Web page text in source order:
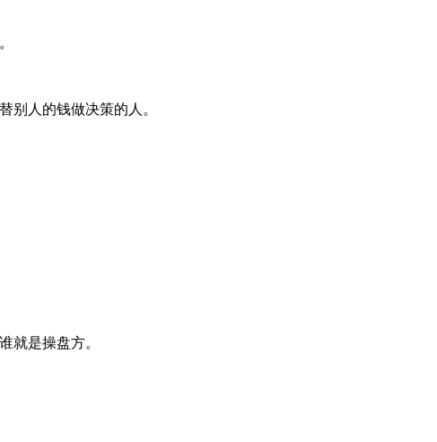
人的钱做决策的人。
就是操盘方。